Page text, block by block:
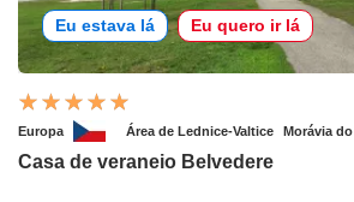
Eu estava lá Eu quero ir lá
Europa Área de Lednice-Valtice Morávia
Casa de veraneio Belvedere